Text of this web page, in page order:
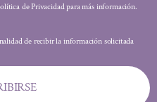
de Privacidad para más información.
de recibir la información solicitada